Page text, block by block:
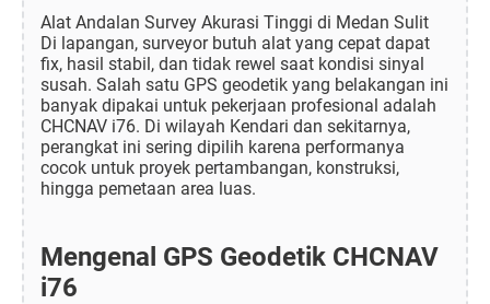
Alat Andalan Survey Akurasi Tinggi di Medan Sulit
Di lapangan, surveyor butuh alat yang cepat dapat
fix, hasil stabil, dan tidak rewel saat kondisi sinyal
susah. Salah satu GPS geodetik yang belakangan ini
banyak dipakai untuk pekerjaan profesional adalah
CHCNAV i76. Di wilayah Kendari dan sekitarnya,
perangkat ini sering dipilih karena performanya
cocok untuk proyek pertambangan, konstruksi,
hingga pemetaan area luas.
Mengenal GPS Geodetik CHCNAV
i76